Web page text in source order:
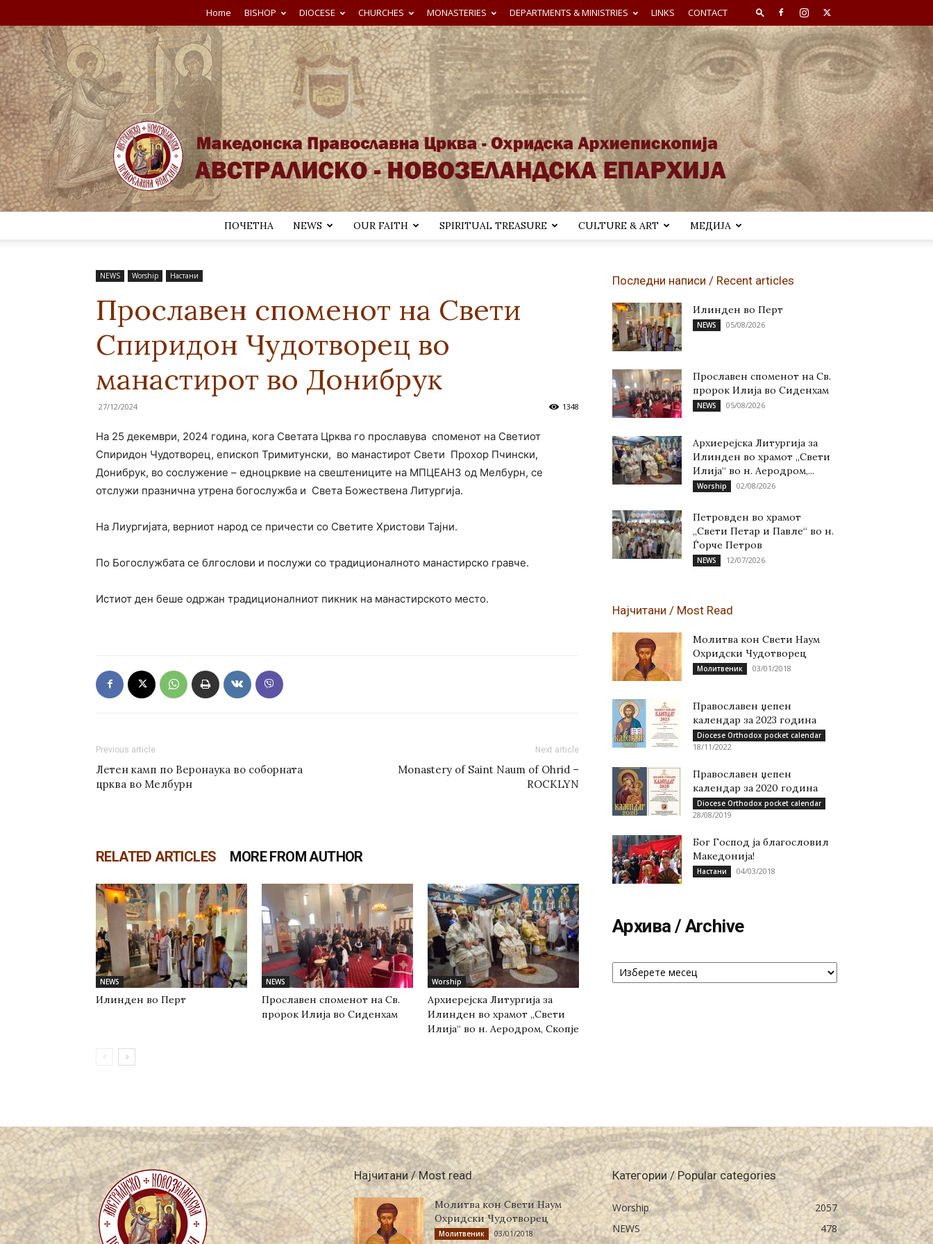
Home BISHOP DIOCESE CHURCHES MONASTERIES DEPARTMENTS & MINISTRIES LINKS CONTACT
Епархија
ПОЧЕТНА NEWS OUR FAITH SPIRITUAL TREASURE CULTURE & ART МЕДИЈА
NEWS Worship Настани
Прославен споменот на Свети
Спиридон Чудотворец во
манастирот во Донибрук
27/12/2024 1348
На 25 декември, 2024 година, кога Светата Црква го прославува споменот на Светиот
Спиридон Чудотворец, епископ Тримитунски, во манастирот Свети Прохор Пчински,
Донибрук, во сослужение – едноцрквие на свештениците на МПЦЕАНЗ од Мелбурн, се
отслужи празнична утрена богослужба и Света Божествена Литургија.
На Лиургијата, верниот народ се причести со Светите Христови Тајни.
По Богослужбата се блгослови и послужи со традиционалното манастирско гравче.
Истиот ден беше одржан традиционалниот пикник на манастирското место.
Previous article
Летен камп по Веронаука во соборната
црква во Мелбурн
Next article
Monastery of Saint Naum of Ohrid –
ROCKLYN
RELATED ARTICLES MORE FROM AUTHOR
NEWS
Илинден во Перт
NEWS
Прославен споменот на Св.
пророк Илија во Сиденхам
Worship
Архиерејска Литургија за
Илинден во храмот „Свети
Илија“ во н. Аеродром, Скопје
Последни написи / Recent articles
Илинден во Перт
NEWS 05/08/2026
Прославен споменот на Св.
пророк Илија во Сиденхам
NEWS 05/08/2026
Архиерејска Литургија за
Илинден во храмот „Свети
Илија“ во н. Аеродром,...
Worship 02/08/2026
Петровден во храмот
„Свети Петар и Павле“ во н.
Ѓорче Петров
NEWS 12/07/2026
Најчитани / Most Read
Молитва кон Свети Наум
Охридски Чудотворец
Молитвеник 03/01/2018
Православен џепен
календар за 2023 година
Diocese Orthodox pocket calendar
18/11/2022
Православен џепен
календар за 2020 година
Diocese Orthodox pocket calendar
28/08/2019
Бог Господ ја благословил
Македонија!
Настани 04/03/2018
Архива / Archive
Архива
Најчитани / Most read
Молитва кон Свети Наум
Охридски Чудотворец
Молитвеник 03/01/2018
Категории / Popular categories
Worship
2057
NEWS
478